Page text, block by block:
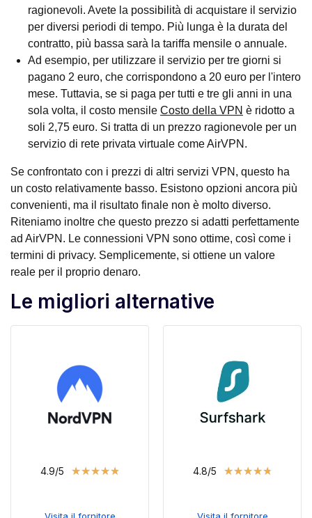
ragionevoli. Avete la possibilità di acquistare il servizio
per diversi periodi di tempo. Più lunga è la durata del
contratto, più bassa sarà la tariffa mensile o annuale.
Ad esempio, per utilizzare il servizio per tre giorni si
pagano 2 euro, che corrispondono a 20 euro per l'intero
mese. Tuttavia, se si paga per tutti e tre gli anni in una
sola volta, il costo mensile Costo della VPN è ridotto a
soli 2,75 euro. Si tratta di un prezzo ragionevole per un
servizio di rete privata virtuale come AirVPN.
Se confrontato con i prezzi di altri servizi VPN, questo ha
un costo relativamente basso. Esistono opzioni ancora più
convenienti, ma il risultato finale non è molto diverso.
Riteniamo inoltre che questo prezzo si adatti perfettamente
ad AirVPN. Le connessioni VPN sono ottime, così come i
termini di privacy. Semplicemente, si ottiene un valore
reale per il proprio denaro.
Le migliori alternative
4.9/5 ★★★★★
Visita il fornitore
4.8/5 ★★★★★
Visita il fornitore